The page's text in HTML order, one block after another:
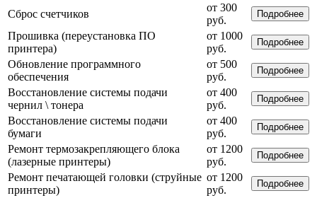
Сброс счетчиков
от 300
руб.
Подробнее
Прошивка (переустановка ПО
принтера)
от 1000
руб.
Подробнее
Обновление программного
обеспечения
от 500
руб.
Подробнее
Восстановление системы подачи
чернил \ тонера
от 400
руб.
Подробнее
Восстановление системы подачи
бумаги
от 400
руб.
Подробнее
Ремонт термозакрепляющего блока
(лазерные принтеры)
от 1200
руб.
Подробнее
Ремонт печатающей головки (струйные
принтеры)
от 1200
руб.
Подробнее